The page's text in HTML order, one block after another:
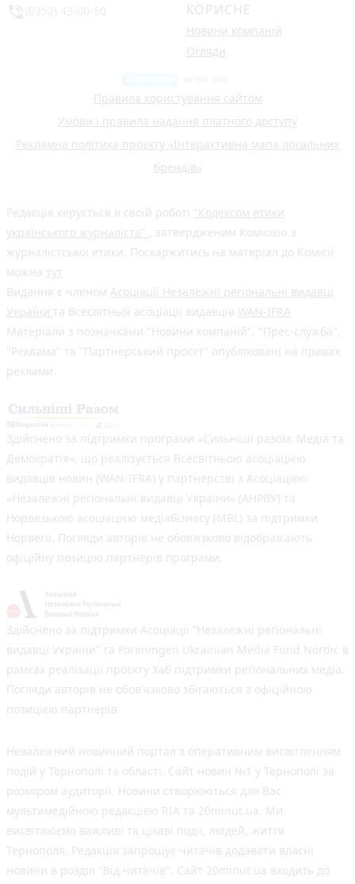
КОРИСНЕ
Новини компаній
Огляди
Правила користування сайтом
Умови і правила надання платного доступу
Рекламна політика проєкту «Інтерактивна мапа локальних
брендів»
Редакція керується в своїй роботі "Кодексом етики
українського журналіста" , затвердженим Комісією з
журналістської етики. Поскаржитись на матеріал до Комісії
можна тут
Видання є членом Асоціації Незалежні регіональні видавці
України та Всесвітньої асоціації видавців WAN-IFRA
Матеріали з позначками "Новини компаній", "Прес-служба",
"Реклама" та "Партнерський проєкт" опубліковані на правах
реклами.
Здійснено за підтримки програми «Сильніші разом: Медіа та
Демократія», що реалізується Всесвітньою асоціацією
видавців новин (WAN-IFRA) у партнерстві з Асоціацією
«Незалежні регіональні видавці України» (АНРВУ) та
Норвезькою асоціацією медіабізнесу (MBL) за підтримки
Норвегії. Погляди авторів не обов’язково відображають
офіційну позицію партнерів програми.
Здійснено за підтримки Асоціації “Незалежні регіональні
видавці України” та Foreningen Ukrainian Media Fund Nordic в
рамках реалізації проєкту Хаб підтримки регіональних медіа.
Погляди авторів не обов'язково збігаються з офіційною
позицією партнерів
Незалежний новинний портал з оперативним висвітленням
подій у Тернополі та області. Сайт новин №1 у Тернополі за
розміром аудиторії. Новини створюються для Вас
мультимедійною редакцією RIA та 20minut.ua. Ми
висвітлюємо важливі та цікаві події, людей, життя
Тернополя. Редакція запрошує читачів додавати власні
новини в розділ "Від читачів". Сайт 20minut.ua входить до